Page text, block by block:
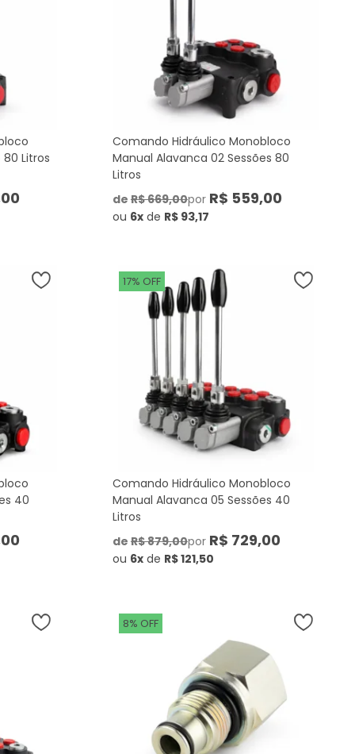
80 Litros
Comando Hidráulico Monobloco
Manual Alavanca 02 Sessões 80
Litros
de R$ 669,00porR$ 559,00
ou 6xde R$ 93,17
40
17% OFF
Comando Hidráulico Monobloco
Manual Alavanca 05 Sessões 40
Litros
de R$ 879,00porR$ 729,00
ou 6xde R$ 121,50
8% OFF